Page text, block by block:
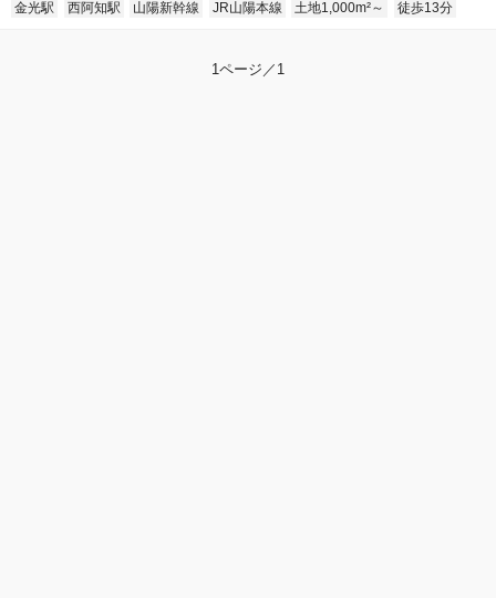
金光駅
西阿知駅 山陽新幹線 JR山陽本線 土地1,000m²～ 徒歩13分
1ページ／1